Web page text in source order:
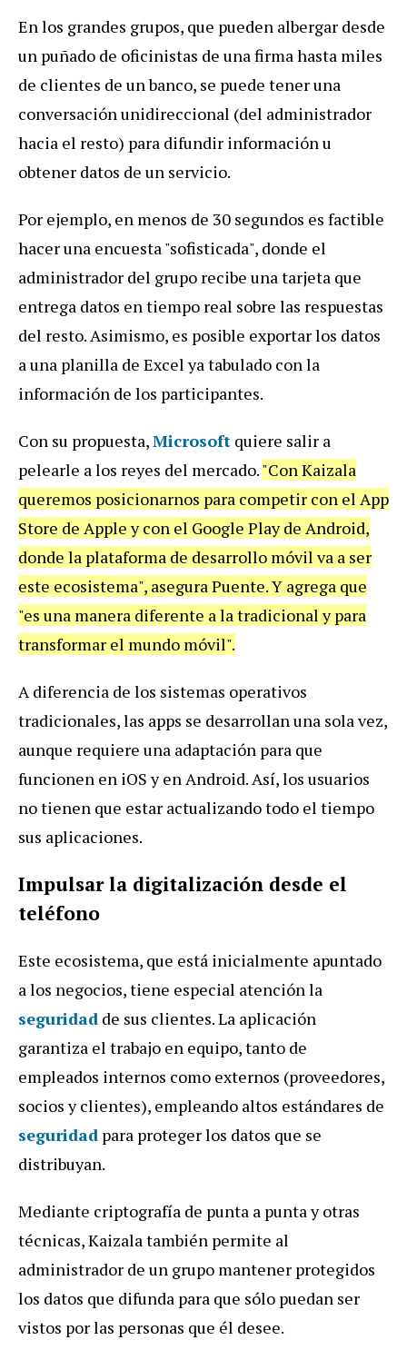
En los grandes grupos, que pueden albergar desde
un puñado de oficinistas de una firma hasta miles
de clientes de un banco, se puede tener una
conversación unidireccional (del administrador
hacia el resto) para difundir información u
obtener datos de un servicio.
Por ejemplo, en menos de 30 segundos es factible
hacer una encuesta "sofisticada", donde el
administrador del grupo recibe una tarjeta que
entrega datos en tiempo real sobre las respuestas
del resto. Asimismo, es posible exportar los datos
a una planilla de Excel ya tabulado con la
información de los participantes.
Con su propuesta,Microsoft quiere salir a
pelearle a los reyes del mercado."Con Kaizala
queremos posicionarnos para competir con el App
Store de Apple y con el Google Play de Android,
donde la plataforma de desarrollo móvil va a ser
este ecosistema", asegura Puente. Y agrega que
"es una manera diferente a la tradicional y para
transformar el mundo móvil".
A diferencia de los sistemas operativos
tradicionales, las apps se desarrollan una sola vez,
aunque requiere una adaptación para que
funcionen en iOS y en Android. Así, los usuarios
no tienen que estar actualizando todo el tiempo
sus aplicaciones.
Impulsar la digitalización desde el
teléfono
Este ecosistema, que está inicialmente apuntado
a los negocios, tiene especial atención la
seguridad de sus clientes. La aplicación
garantiza el trabajo en equipo, tanto de
empleados internos como externos (proveedores,
socios y clientes), empleando altos estándares de
seguridad para proteger los datos que se
distribuyan.
Mediante criptografía de punta a punta y otras
técnicas, Kaizala también permite al
administrador de un grupo mantener protegidos
los datos que difunda para que sólo puedan ser
vistos por las personas que él desee.